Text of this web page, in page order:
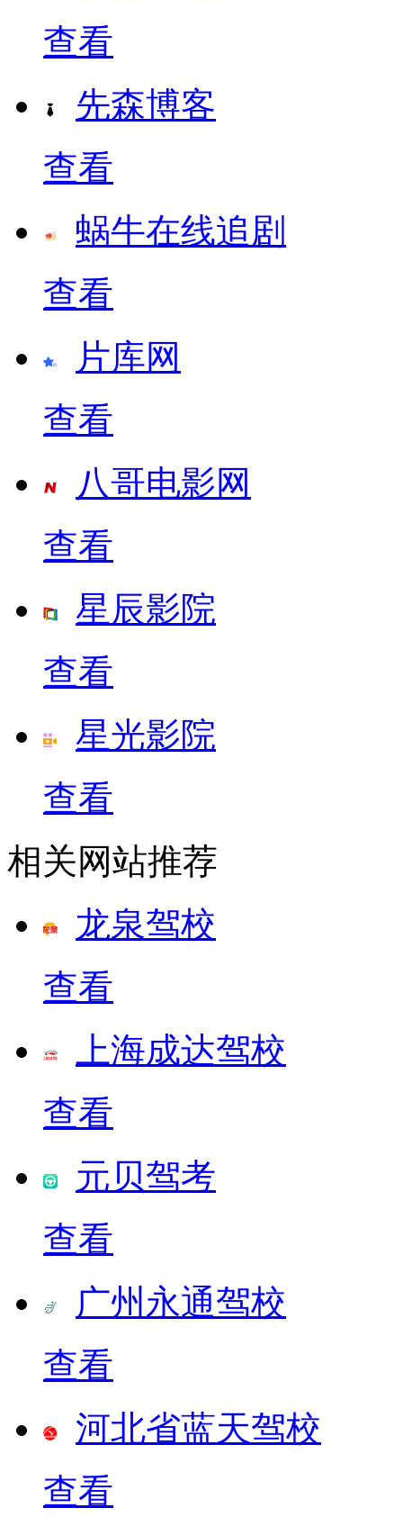
查看
先森博客
查看
蜗牛在线追剧
查看
片库网
查看
八哥电影网
查看
星辰影院
查看
星光影院
查看
相关网站推荐
龙泉驾校
查看
上海成达驾校
查看
元贝驾考
查看
广州永通驾校
查看
河北省蓝天驾校
查看